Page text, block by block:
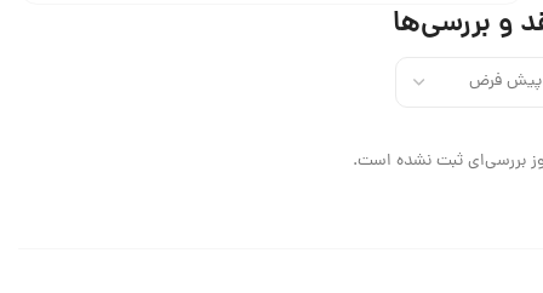
و بررسی‌ها
بررسی‌ای ثبت نشده است.